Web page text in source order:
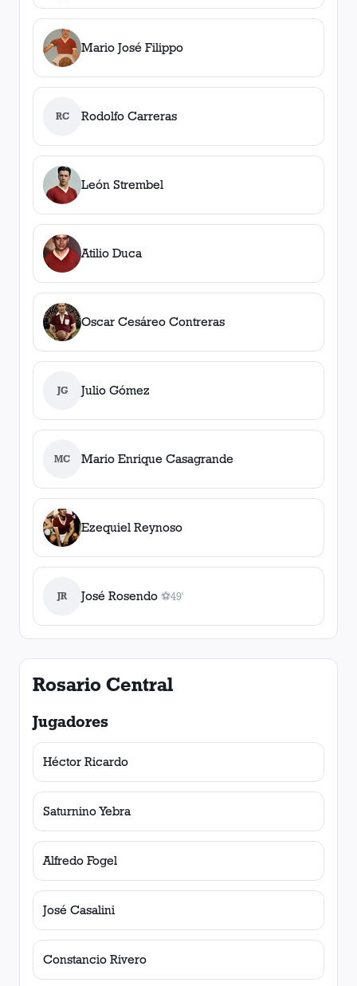
Mario José Filippo
RC Rodolfo Carreras
León Strembel
Atilio Duca
Oscar Cesáreo Contreras
JG Julio Gómez
MC Mario Enrique Casagrande
Ezequiel Reynoso
JR José Rosendo ⚽
1gol
49'
Rosario Central
Jugadores
Héctor Ricardo
Saturnino Yebra
Alfredo Fogel
José Casalini
Constancio Rivero